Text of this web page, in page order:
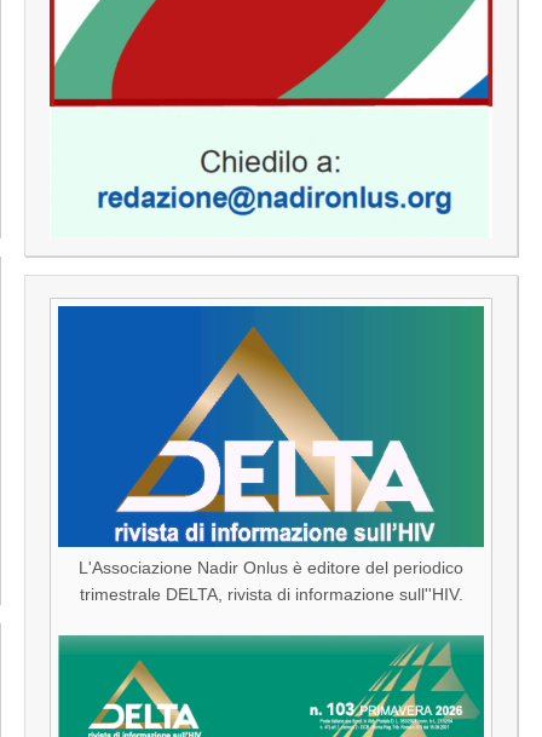
L'Associazione Nadir Onlus è editore del periodico
trimestrale DELTA, rivista di informazione sull''HIV.